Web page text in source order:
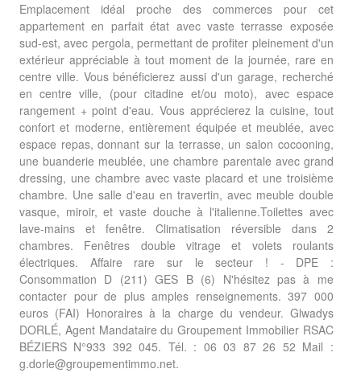
Emplacement idéal proche des commerces pour cet
appartement en parfait état avec vaste terrasse exposée
sud-est, avec pergola, permettant de profiter pleinement d'un
extérieur appréciable à tout moment de la journée, rare en
centre ville. Vous bénéficierez aussi d'un garage, recherché
en centre ville, (pour citadine et/ou moto), avec espace
rangement + point d'eau. Vous apprécierez la cuisine, tout
confort et moderne, entièrement équipée et meublée, avec
espace repas, donnant sur la terrasse, un salon cocooning,
une buanderie meublée, une chambre parentale avec grand
dressing, une chambre avec vaste placard et une troisième
chambre. Une salle d'eau en travertin, avec meuble double
vasque, miroir, et vaste douche à l'italienne.Toilettes avec
lave-mains et fenêtre. Climatisation réversible dans 2
chambres. Fenêtres double vitrage et volets roulants
électriques. Affaire rare sur le secteur ! - DPE :
Consommation D (211) GES B (6) N'hésitez pas à me
contacter pour de plus amples renseignements. 397 000
euros (FAI) Honoraires à la charge du vendeur. Glwadys
DORLÉ, Agent Mandataire du Groupement Immobilier RSAC
BÉZIERS N°933 392 045. Tél. : 06 03 87 26 52 Mail :
g.dorle@groupementimmo.net.